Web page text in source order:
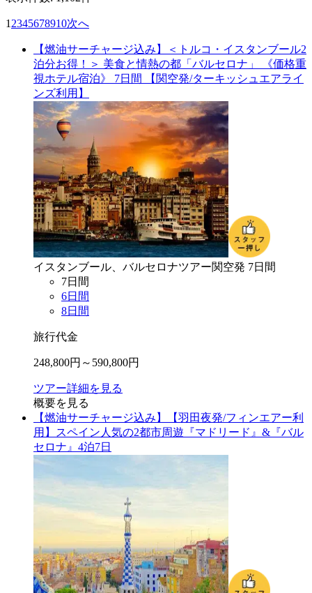
1 2345678910次へ
【燃油サーチャージ込み】＜トルコ・イスタンブール2
泊分お得！＞ 美食と情熱の都「バルセロナ」 《価格重
視ホテル宿泊》 7日間 【関空発/ターキッシュエアライ
ンズ利用】
イスタンブール、バルセロナツアー関空発 7日間
7日間
6日間
8日間
旅行代金
248,800円～ 590,800円
ツアー詳細を見る
概要を見る
【燃油サーチャージ込み】【羽田夜発/フィンエアー利
用】スペイン人気の2都市周遊『マドリード』&『バル
セロナ』4泊7日